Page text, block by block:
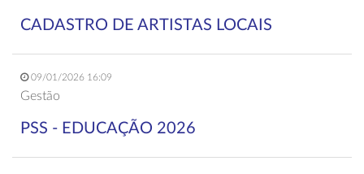
CADASTRO DE ARTISTAS LOCAIS
09/01/2026 16:09
Gestão
PSS - EDUCAÇÃO 2026